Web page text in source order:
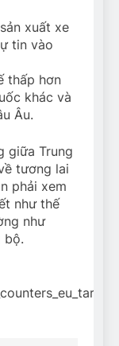
xuất xe
tin vào
thấp hơn
khác và
Âu.
giữa Trung
tương lai
phải xem
như thế
như
bộ.